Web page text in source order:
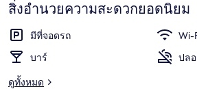
สิ่งอำนวยความสะดวกยอดนิยม
มีที่จอดรถ
Wi-
บาร์
ปล
ดูทั้งหมด